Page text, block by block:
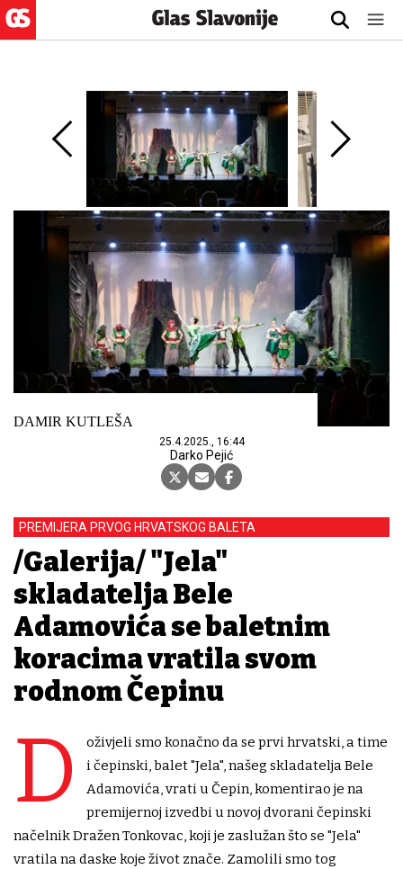
DAMIR KUTLEŠA
25.4.2025., 16:44
Darko Pejić
PREMIJERA PRVOG HRVATSKOG BALETA
/Galerija/ "Jela"
skladatelja Bele
Adamovića se baletnim
koracima vratila svom
rodnom Čepinu
D
oživjeli smo konačno da se prvi hrvatski, a time
i čepinski, balet "Jela", našeg skladatelja Bele
Adamovića, vrati u Čepin, komentirao je na
premijernoj izvedbi u novoj dvorani čepinski
načelnik Dražen Tonkovac, koji je zaslužan što se "Jela"
vratila na daske koje život znače. Zamolili smo tog